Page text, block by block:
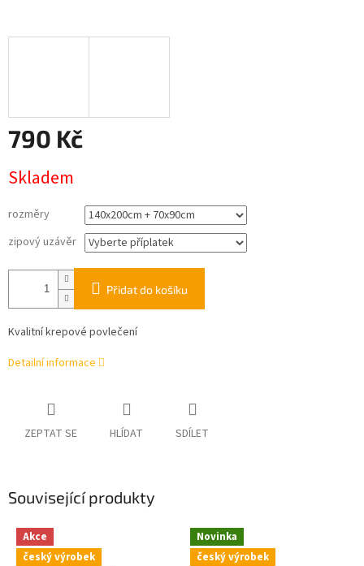
790 Kč
cena:
Skladem
rozměry
zipový uzávěr
Přidat do košíku
Kvalitní krepové povlečení
Detailní informace
ZEPTAT SE HLÍDAT SDÍLET
Související produkty
Akce
český výrobek
Novinka
český výrobek